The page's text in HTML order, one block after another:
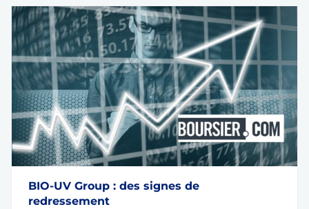
BIO-UV Group : des signes de
redressement